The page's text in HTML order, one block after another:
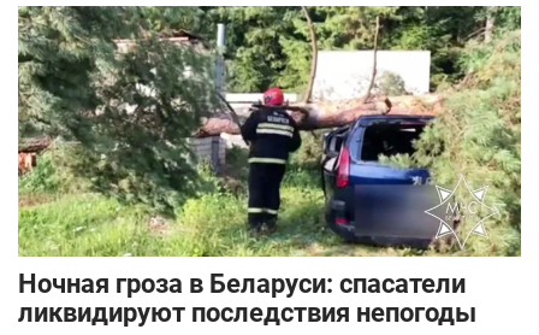
Ночная гроза в Беларуси: спасатели
ликвидируют последствия непогоды